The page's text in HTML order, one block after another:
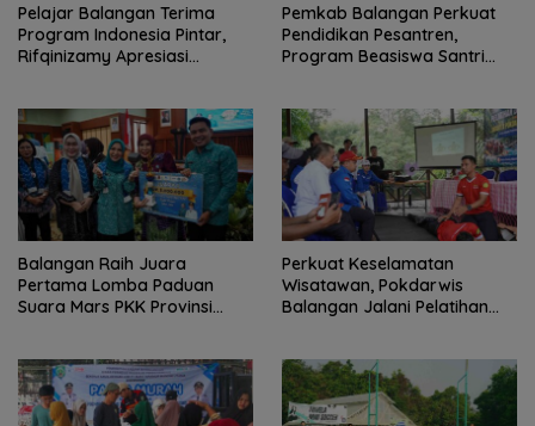
Pelajar Balangan Terima
Program Indonesia Pintar,
Rifqinizamy Apresiasi
Pemkab Balangan Perkuat
Pendidikan Pesantren,
Program Beasiswa Santri
Balangan Raih Juara
Pertama Lomba Paduan
Suara Mars PKK Provinsi
Perkuat Keselamatan
Wisatawan, Pokdarwis
Balangan Jalani Pelatihan